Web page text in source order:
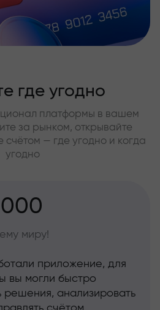
где угодно
платформы в вашем
за рынком, открывайте
счётом — где угодно и когда
угодно
миру!
приложение, для
вы могли быстро
решения, анализировать